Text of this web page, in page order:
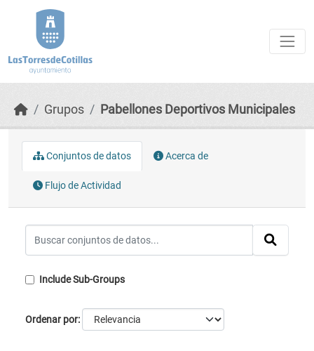
Grupos Pabellones Deportivos Municipales
Conjuntos de datos Acerca de
Flujo de Actividad
Include Sub-Groups
Ordenar por